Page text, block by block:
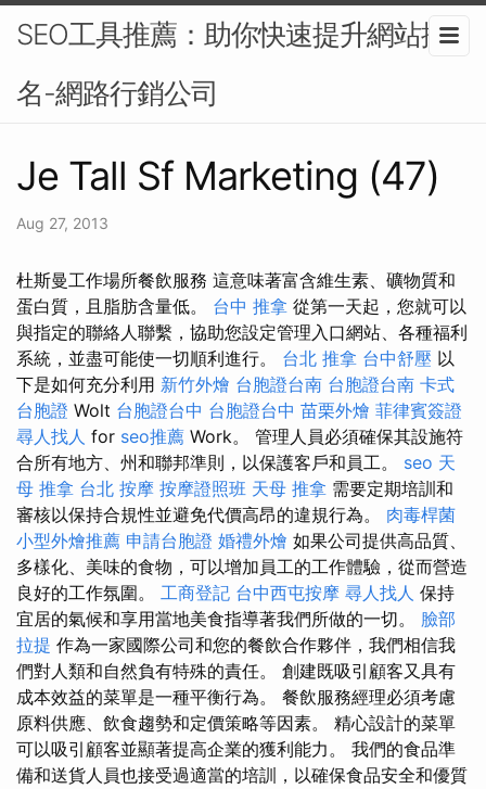
SEO工具推薦：助你快速提升網站排
名-網路行銷公司
Je Tall Sf Marketing (47)
Aug 27, 2013
杜斯曼工作場所餐飲服務 這意味著富含維生素、礦物質和
蛋白質，且脂肪含量低。 台中 推拿 從第一天起，您就可以
與指定的聯絡人聯繫，協助您設定管理入口網站、各種福利
系統，並盡可能使一切順利進行。 台北 推拿 台中舒壓 以
下是如何充分利用 新竹外燴 台胞證台南 台胞證台南 卡式
台胞證 Wolt 台胞證台中 台胞證台中 苗栗外燴 菲律賓簽證
尋人找人 for seo推薦 Work。 管理人員必須確保其設施符
合所有地方、州和聯邦準則，以保護客戶和員工。 seo 天
母 推拿 台北 按摩 按摩證照班 天母 推拿 需要定期培訓和
審核以保持合規性並避免代價高昂的違規行為。 肉毒桿菌
小型外燴推薦 申請台胞證 婚禮外燴 如果公司提供高品質、
多樣化、美味的食物，可以增加員工的工作體驗，從而營造
良好的工作氛圍。 工商登記 台中西屯按摩 尋人找人 保持
宜居的氣候和享用當地美食指導著我們所做的一切。 臉部
拉提 作為一家國際公司和您的餐飲合作夥伴，我們相信我
們對人類和自然負有特殊的責任。 創建既吸引顧客又具有
成本效益的菜單是一種平衡行為。 餐飲服務經理必須考慮
原料供應、飲食趨勢和定價策略等因素。 精心設計的菜單
可以吸引顧客並顯著提高企業的獲利能力。 我們的食品準
備和送貨人員也接受過適當的培訓，以確保食品安全和優質